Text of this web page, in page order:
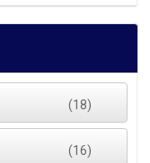
(18)
(16)